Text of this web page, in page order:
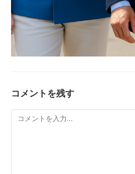
コメントを残す